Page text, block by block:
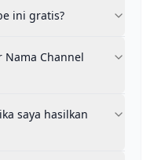
YouTube ini
Anda dengan kata-
saya hasilkan lagi?
nama yang sama?
ini gratis?
Nama Channel
saya hasilkan